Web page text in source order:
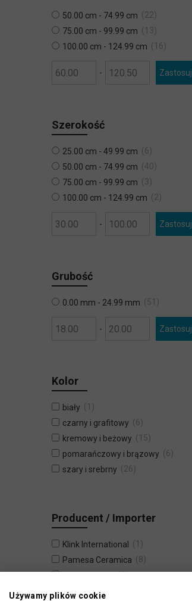
50.00 cm - 74.99 cm
22
75.00 cm - 99.99 cm
13
100.00 cm - 124.99 cm
16
- Zastosuj
Szerokość
25.00 cm - 49.99 cm
6
50.00 cm - 74.99 cm
40
75.00 cm - 99.99 cm
3
100.00 cm - 124.99 cm
2
- Zastosuj
Grubość
0.00 mm - 24.99 mm 51
- Zastosuj
Kolor
biały
1
czarny i grafitowy
6
kremowy i beżowy
15
pomarańczowy i brązowy
6
szary i srebrny
26
Producent / Importer
Klink International
1
Pamesa Ceramica
8
1
Paradyż
2
Używamy plików cookie